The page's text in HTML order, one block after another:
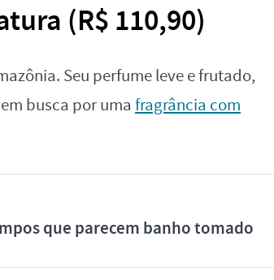
(R$ 110,90)
Seu perfume leve e frutado,
busca por uma fragrância com
que parecem banho tomado